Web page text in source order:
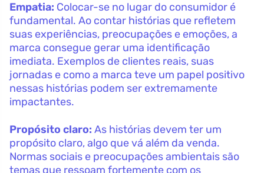
Empatia: Colocar-se no lugar do consumidor é
fundamental. Ao contar histórias que refletem
suas experiências, preocupações e emoções, a
marca consegue gerar uma identificação
imediata. Exemplos de clientes reais, suas
jornadas e como a marca teve um papel positivo
nessas histórias podem ser extremamente
impactantes.
Propósito claro: As histórias devem ter um
propósito claro, algo que vá além da venda.
Normas sociais e preocupações ambientais são
temas que ressoam fortemente com os